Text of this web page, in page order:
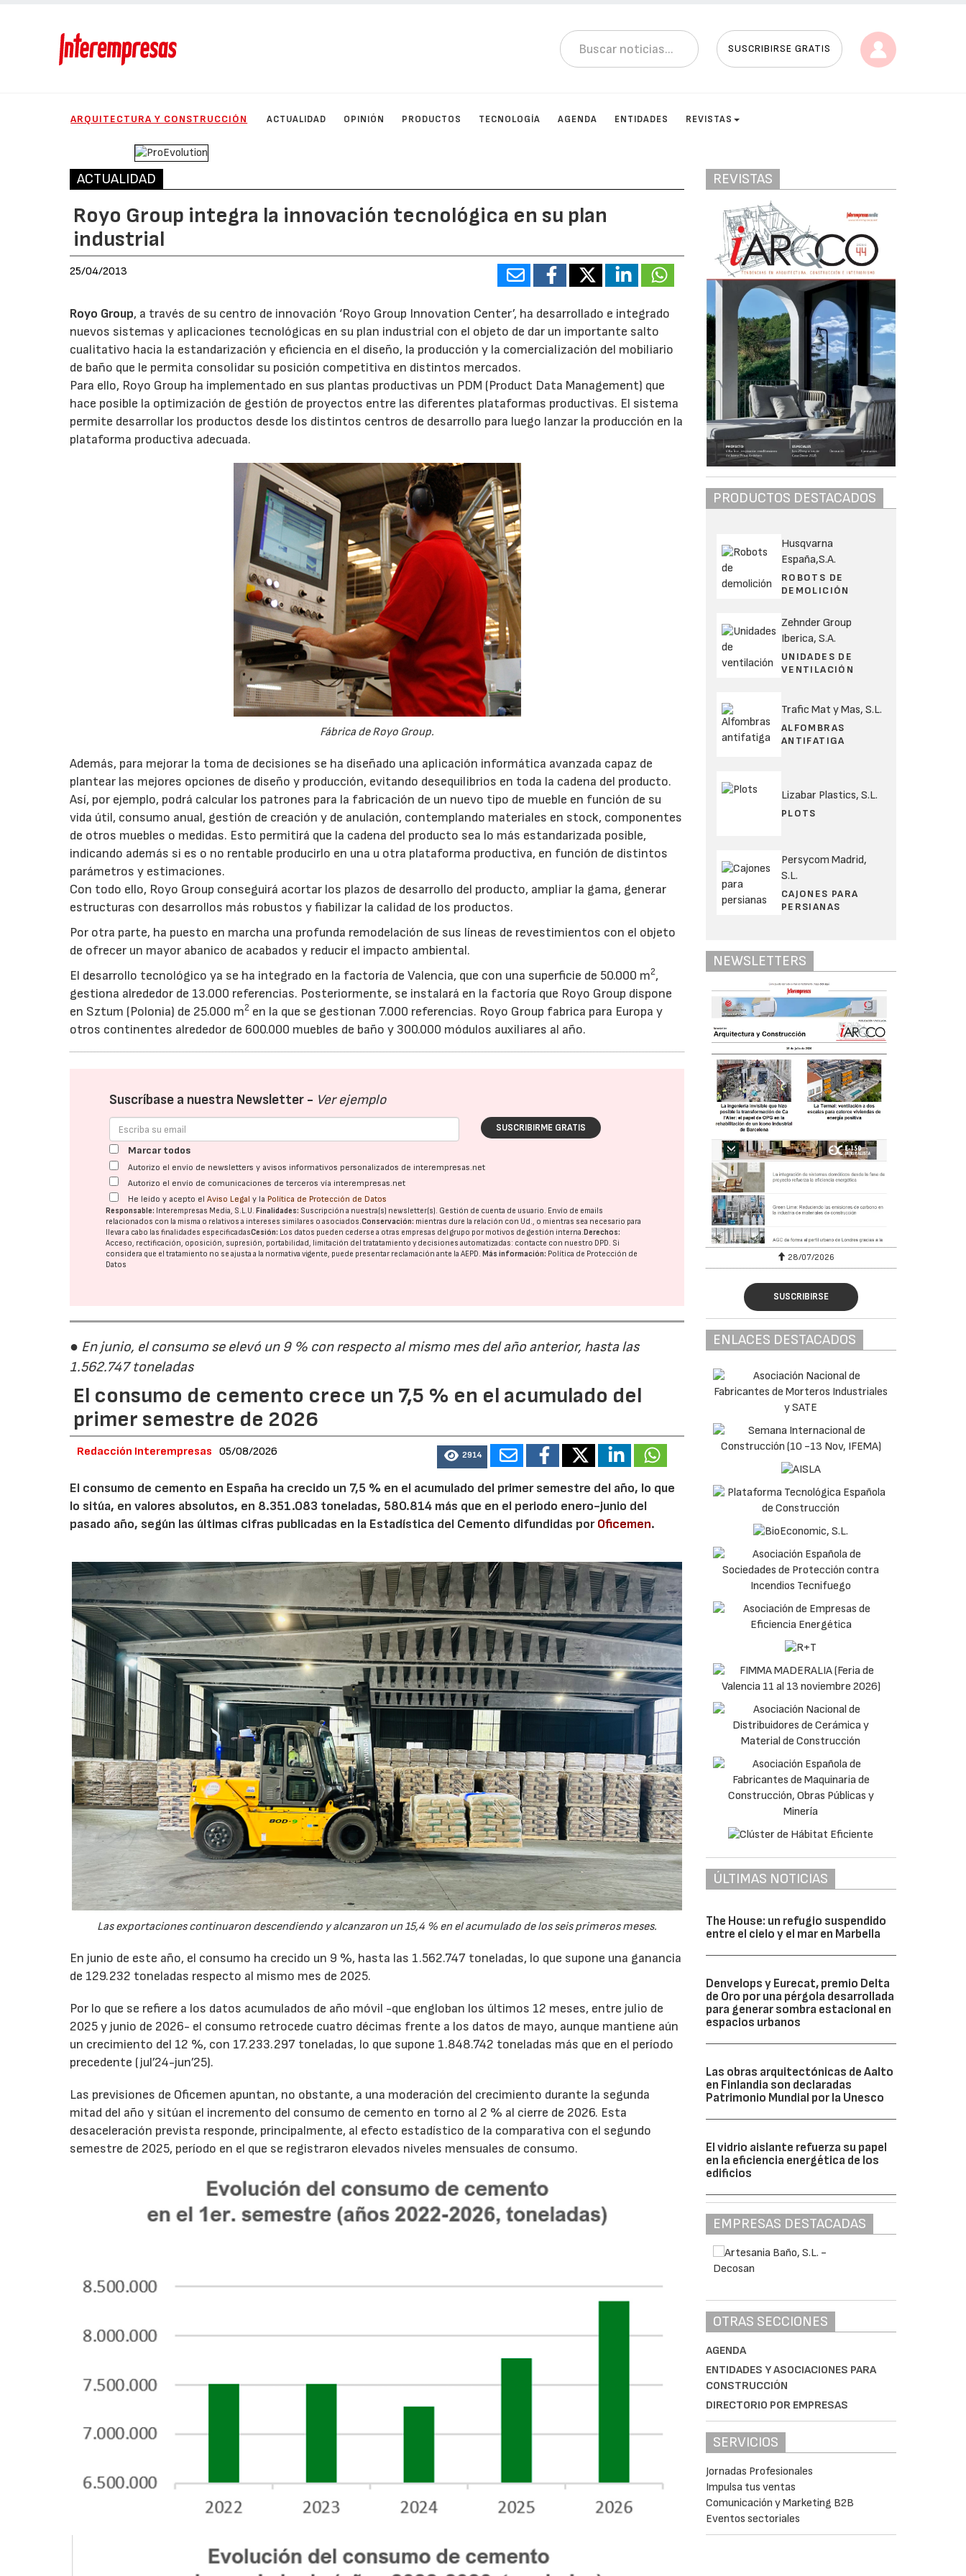
SUSCRIBIRSE GRATIS
ARQUITECTURA Y CONSTRUCCIÓN ACTUALIDAD OPINIÓN PRODUCTOS TECNOLOGÍA AGENDA ENTIDADES REVISTAS
ACTUALIDAD
Royo Group integra la innovación tecnológica en su plan
industrial
25/04/2013
Royo Group, a través de su centro de innovación ‘Royo Group Innovation Center’, ha desarrollado e integrado
nuevos sistemas y aplicaciones tecnológicas en su plan industrial con el objeto de dar un importante salto
cualitativo hacia la estandarización y eficiencia en el diseño, la producción y la comercialización del mobiliario
de baño que le permita consolidar su posición competitiva en distintos mercados.
Para ello, Royo Group ha implementado en sus plantas productivas un PDM (Product Data Management) que
hace posible la optimización de gestión de proyectos entre las diferentes plataformas productivas. El sistema
permite desarrollar los productos desde los distintos centros de desarrollo para luego lanzar la producción en la
plataforma productiva adecuada.
Fábrica de Royo Group.
Además, para mejorar la toma de decisiones se ha diseñado una aplicación informática avanzada capaz de
plantear las mejores opciones de diseño y producción, evitando desequilibrios en toda la cadena del producto.
Así, por ejemplo, podrá calcular los patrones para la fabricación de un nuevo tipo de mueble en función de su
vida útil, consumo anual, gestión de creación y de anulación, contemplando materiales en stock, componentes
de otros muebles o medidas. Esto permitirá que la cadena del producto sea lo más estandarizada posible,
indicando además si es o no rentable producirlo en una u otra plataforma productiva, en función de distintos
parámetros y estimaciones.
Con todo ello, Royo Group conseguirá acortar los plazos de desarrollo del producto, ampliar la gama, generar
estructuras con desarrollos más robustos y fiabilizar la calidad de los productos.
Por otra parte, ha puesto en marcha una profunda remodelación de sus líneas de revestimientos con el objeto
de ofrecer un mayor abanico de acabados y reducir el impacto ambiental.
El desarrollo tecnológico ya se ha integrado en la factoría de Valencia, que con una superficie de 50.000 m2,
gestiona alrededor de 13.000 referencias. Posteriormente, se instalará en la factoría que Royo Group dispone
en Sztum (Polonia) de 25.000 m2 en la que se gestionan 7.000 referencias. Royo Group fabrica para Europa y
otros continentes alrededor de 600.000 muebles de baño y 300.000 módulos auxiliares al año.
Suscríbase a nuestra Newsletter - Ver ejemplo
SUSCRIBIRME GRATIS
Marcar todos
Autorizo el envío de newsletters y avisos informativos personalizados de interempresas.net
Autorizo el envío de comunicaciones de terceros vía interempresas.net
He leído y acepto elAviso Legal y la Política de Protección de Datos
Responsable: Interempresas Media, S.L.U. Finalidades: Suscripción a nuestra(s) newsletter(s). Gestión de cuenta de usuario. Envío de emails
relacionados con la misma o relativos a intereses similares o asociados.Conservación: mientras dure la relación con Ud., o mientras sea necesario para
llevar a cabo las finalidades especificadasCesión: Los datos pueden cederse a otras empresas del grupo por motivos de gestión interna. Derechos:
Acceso, rectificación, oposición, supresión, portabilidad, limitación del tratatamiento y decisiones automatizadas: contacte con nuestro DPD. Si
considera que el tratamiento no se ajusta a la normativa vigente, puede presentar reclamación ante laAEPD. Más información: Política de Protección de
Datos
● En junio, el consumo se elevó un 9 % con respecto al mismo mes del año anterior, hasta las
1.562.747 toneladas
El consumo de cemento crece un 7,5 % en el acumulado del
primer semestre de 2026
Redacción Interempresas 05/08/2026 2914
El consumo de cemento en España ha crecido un 7,5 % en el acumulado del primer semestre del año, lo que
lo sitúa, en valores absolutos, en 8.351.083 toneladas, 580.814 más que en el periodo enero-junio del
pasado año, según las últimas cifras publicadas en la Estadística del Cemento difundidas porOficemen.
Las exportaciones continuaron descendiendo y alcanzaron un 15,4 % en el acumulado de los seis primeros meses.
En junio de este año, el consumo ha crecido un 9 %, hasta las 1.562.747 toneladas, lo que supone una ganancia
de 129.232 toneladas respecto al mismo mes de 2025.
Por lo que se refiere a los datos acumulados de año móvil -que engloban los últimos 12 meses, entre julio de
2025 y junio de 2026- el consumo retrocede cuatro décimas frente a los datos de mayo, aunque mantiene aún
un crecimiento del 12 %, con 17.233.297 toneladas, lo que supone 1.848.742 toneladas más que en el período
precedente (jul’24-jun’25).
Las previsiones de Oficemen apuntan, no obstante, a una moderación del crecimiento durante la segunda
mitad del año y sitúan el incremento del consumo de cemento en torno al 2 % al cierre de 2026. Esta
desaceleración prevista responde, principalmente, al efecto estadístico de la comparativa con el segundo
semestre de 2025, período en el que se registraron elevados niveles mensuales de consumo.
REVISTAS
PRODUCTOS DESTACADOS
Husqvarna
España,S.A.
ROBOTS DE
DEMOLICIÓN
Zehnder Group
Iberica, S.A.
UNIDADES DE
VENTILACIÓN
Trafic Mat y Mas, S.L.
ALFOMBRAS
ANTIFATIGA
Lizabar Plastics, S.L.
PLOTS
Persycom Madrid,
S.L.
CAJONES PARA
PERSIANAS
NEWSLETTERS
28/07/2026 30/07/2026 28/07/2026
SUSCRIBIRSE
ENLACES DESTACADOS
ÚLTIMAS NOTICIAS
The House: un refugio suspendido
entre el cielo y el mar en Marbella
Denvelops y Eurecat, premio Delta
de Oro por una pérgola desarrollada
para generar sombra estacional en
espacios urbanos
Las obras arquitectónicas de Aalto
en Finlandia son declaradas
Patrimonio Mundial por la Unesco
El vidrio aislante refuerza su papel
en la eficiencia energética de los
edificios
EMPRESAS DESTACADAS
OTRAS SECCIONES
AGENDA
ENTIDADES Y ASOCIACIONES PARA
CONSTRUCCIÓN
DIRECTORIO POR EMPRESAS
SERVICIOS
Jornadas Profesionales
Impulsa tus ventas
Comunicación y Marketing B2B
Eventos sectoriales